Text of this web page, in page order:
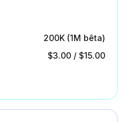
200K (1M bêta)
$3.00 / $15.00